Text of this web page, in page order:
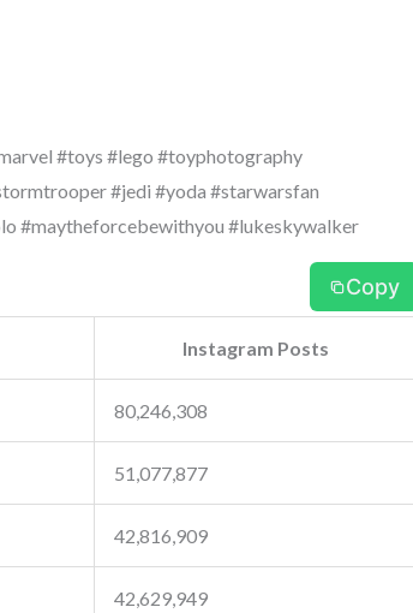
#toys #lego #toyphotography
#jedi #yoda #starwarsfan
#maytheforcebewithyou #lukeskywalker
Copy
Instagram Posts
80,246,308
51,077,877
42,816,909
42,629,949